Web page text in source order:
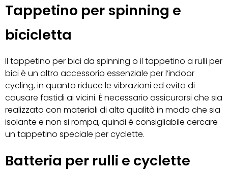
Tappetino per spinning e
bicicletta
Il tappetino per bici da spinning o il tappetino a rulli per
bici è un altro accessorio essenziale per l’indoor
cycling, in quanto riduce le vibrazioni ed evita di
causare fastidi ai vicini. È necessario assicurarsi che sia
realizzato con materiali di alta qualità in modo che sia
isolante e non si rompa, quindi è consigliabile cercare
un tappetino speciale per cyclette.
Batteria per rulli e cyclette